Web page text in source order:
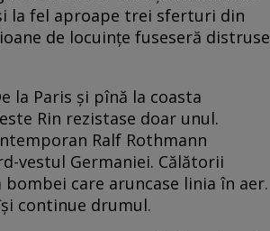
la fel aproape trei sferturi din
de locuințe fuseseră distruse
la Paris și pînă la coasta
Rin rezistase doar unul.
Ralf Rothmann
vestul Germaniei. Călătorii
care aruncase linia în aer.
continue drumul.